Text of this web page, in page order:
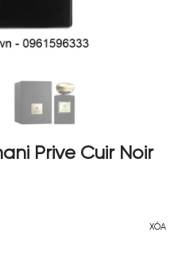
Prive Cuir Noir
XÓA